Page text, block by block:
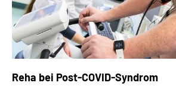
Reha bei Post-COVID-Syndrom